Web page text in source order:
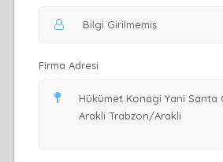
Firma Adresi